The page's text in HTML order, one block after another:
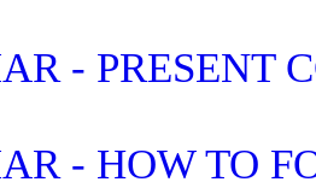
- PRESENT
- HOW TO